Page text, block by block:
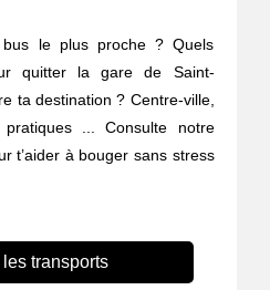
le plus proche ? Quels
quitter la gare de Saint-
ta destination ? Centre-ville,
pratiques ... Consulte notre
t’aider à bouger sans stress
les transports